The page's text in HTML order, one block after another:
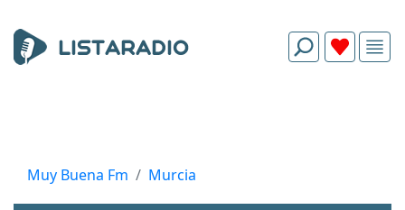
Muy Buena Fm Murcia